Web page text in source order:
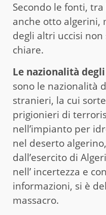
Secondo le fonti,
anche otto algerini,
degli altri uccisi
chiare.
Le nazionalità
sono le nazionalità
stranieri, la cui
prigionieri di
nell’impianto per
nel deserto
dall’esercito di
nell’ incertezza e
informazioni, si è
massacro.